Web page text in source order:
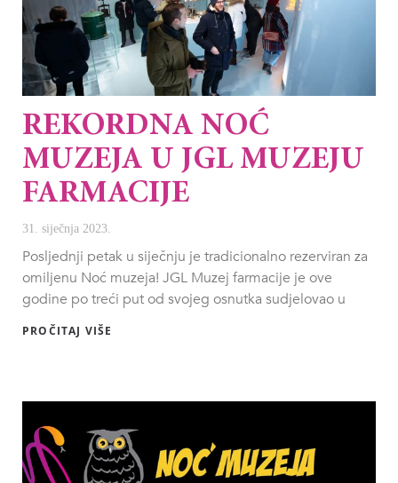
REKORDNA NOĆ
MUZEJA U JGL MUZEJU
FARMACIJE
31. siječnja 2023.
Posljednji petak u siječnju je tradicionalno rezerviran za
omiljenu Noć muzeja! JGL Muzej farmacije je ove
godine po treći put od svojeg osnutka sudjelovao u
PROČITAJ VIŠE